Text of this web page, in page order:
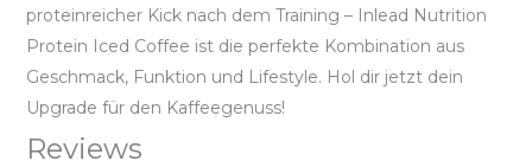
proteinreicher Kick nach dem Training – Inlead Nutrition
Protein Iced Coffee ist die perfekte Kombination aus
Geschmack, Funktion und Lifestyle. Hol dir jetzt dein
Upgrade für den Kaffeegenuss!
Reviews